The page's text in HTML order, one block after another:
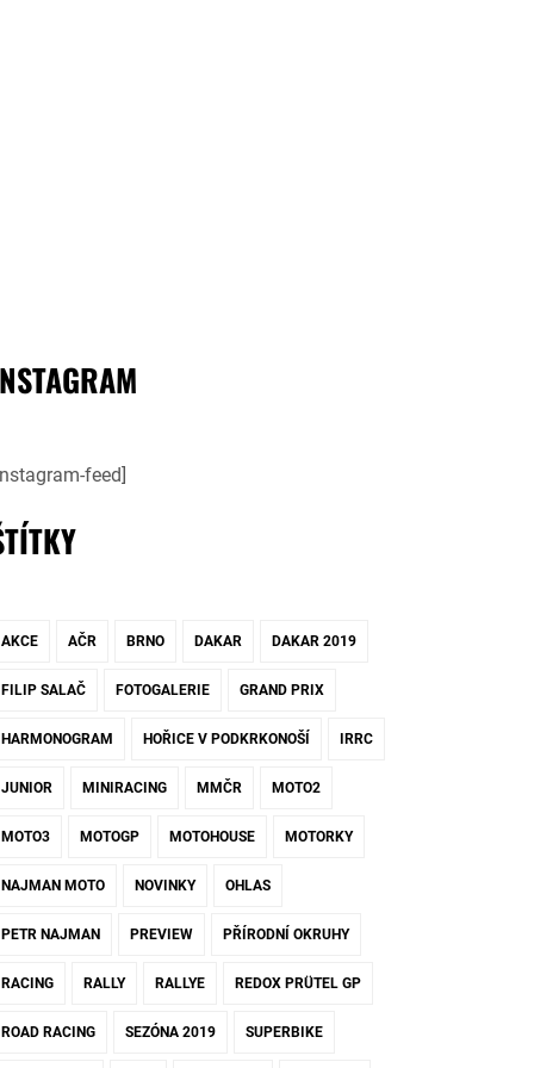
feed]
AKCE AČR BRNO DAKAR DAKAR 2019
FILIP SALAČ FOTOGALERIE GRAND PRIX
HARMONOGRAM HOŘICE V PODKRKONOŠÍ IRRC
JUNIOR MINIRACING MMČR MOTO2
MOTO3 MOTOGP MOTOHOUSE MOTORKY
NAJMAN MOTO NOVINKY OHLAS
PETR NAJMAN PREVIEW PŘÍRODNÍ OKRUHY
RACING RALLY RALLYE REDOX PRÜTEL GP
ROAD RACING SEZÓNA 2019 SUPERBIKE